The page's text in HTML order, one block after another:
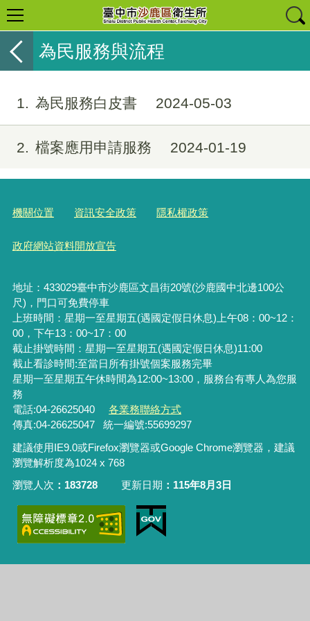
為民服務與流程
1 為民服務白皮書 2024-05-03
2 檔案應用申請服務 2024-01-19
機關位置 資訊安全政策 隱私權政策
政府網站資料開放宣告
地址：433029臺中市沙鹿區文昌街20號(沙鹿國中北邊100公
尺)，門口可免費停車
上班時間：星期一至星期五(遇國定假日休息)上午08：00~12：
00，下午13：00~17：00
截止掛號時間：星期一至星期五(遇國定假日休息)11:00
截止看診時間:至當日所有掛號個案服務完畢
星期一至星期五午休時間為12:00~13:00，服務台有專人為您服
務
電話:04-26625040
各業務聯絡方式
傳真:04-26625047 統一編號:55699297
建議使用IE9.0或Firefox瀏覽器或Google Chrome瀏覽器，建議
瀏覽解析度為1024 x 768
瀏覽人次
183728 更新日期 115年8月3日